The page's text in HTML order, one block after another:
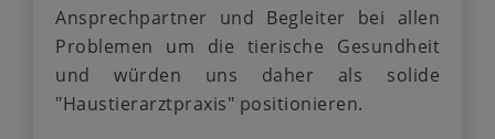
Ansprechpartner und Begleiter bei allen
Problemen um die tierische Gesundheit
und würden uns daher als solide
"Haustierarztpraxis" positionieren.